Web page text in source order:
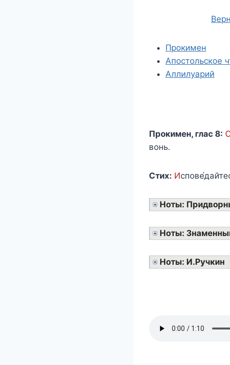
Прокимен
Апостольское
Аллилуарий
Прокимен, глас 8:
вонь.
Стих: И
Ноты:
Ноты:
Ноты: И.Ручкин